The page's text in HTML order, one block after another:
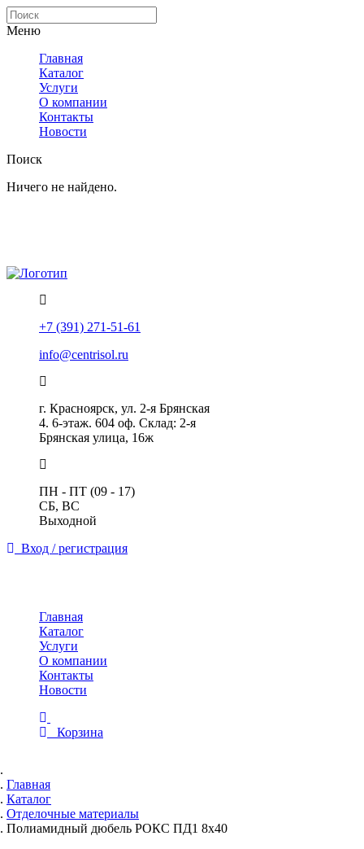
Меню
Главная
Каталог
Услуги
О компании
Контакты
Новости
Поиск
Ничего не найдено.
+7 (391) 271-51-61
info@centrisol.ru
г. Красноярск, ул. 2-я Брянская
4. 6-этаж. 604 оф. Склад: 2-я
Брянская улица, 16ж
ПН - ПТ (09 - 17)
СБ, ВС
Выходной
Вход / регистрация
Главная
Каталог
Услуги
О компании
Контакты
Новости
Корзина
Главная
Каталог
Отделочные материалы
Полиамидный дюбель РОКС ПД1 8х40